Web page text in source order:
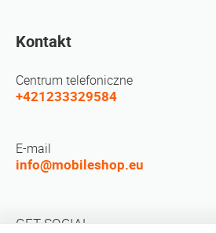
Kontakt
Centrum telefoniczne
+421233329584
E-mail
info@mobileshop.eu
GET SOCIAL